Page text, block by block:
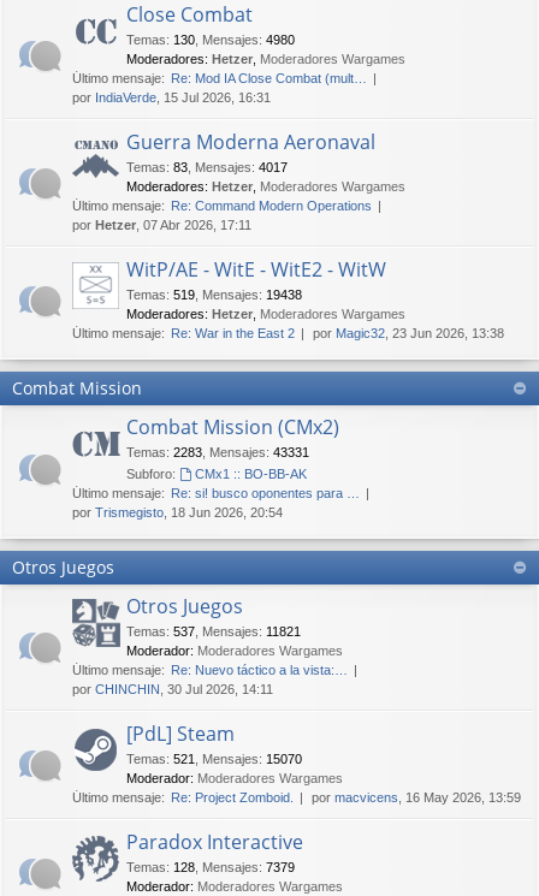
Close Combat
Temas: 130 Mensajes: 4980
Moderadores: Hetzer Moderadores Wargames
Último mensaje: Re: Mod IA Close Combat (mult…
por IndiaVerde , 15 Jul 2026, 16:31
Guerra Moderna Aeronaval
Temas: 83 Mensajes: 4017
Moderadores: Hetzer Moderadores Wargames
Último mensaje: Re: Command Modern Operations
por Hetzer , 07 Abr 2026, 17:11
WitP/AE - WitE - WitE2 - WitW
Temas: 519 Mensajes: 19438
Moderadores: Hetzer Moderadores Wargames
Último mensaje: Re: War in the East 2 por Magic32 , 23 Jun 2026, 13:38
Combat Mission
Combat Mission (CMx2)
Temas: 2283 Mensajes: 43331
Subforo:
CMx1 :: BO-BB-AK
Último mensaje: Re: si! busco oponentes para …
por Trismegisto , 18 Jun 2026, 20:54
Otros Juegos
Otros Juegos
Temas: 537 Mensajes: 11821
Moderador: Moderadores Wargames
Último mensaje: Re: Nuevo táctico a la vista:…
por CHINCHIN , 30 Jul 2026, 14:11
[PdL] Steam
Temas: 521 Mensajes: 15070
Moderador: Moderadores Wargames
Último mensaje: Re: Project Zomboid. por macvicens , 16 May 2026, 13:59
Paradox Interactive
Temas: 128 Mensajes: 7379
Moderador: Moderadores Wargames